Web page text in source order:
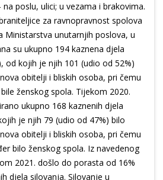
poslu, ulici; u vezama i brakovima.
za ravnopravnost spolova
Ministarstva unutarnjih poslova, u
su ukupno 194 kaznena djela
od kojih je njih 101 (udio od 52%)
obitelji i bliskih osoba, pri čemu
ženskog spola. Tijekom 2020.
ukupno 168 kaznenih djela
je njih 79 (udio od 47%) bilo
obitelji i bliskih osoba, pri čemu
bilo ženskog spola. Iz navedenog
2021. došlo do porasta od 16%
djela silovanja. Silovanje u